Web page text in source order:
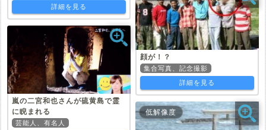
詳細を見る
嵐の二宮和也さんが硫黄島で霊
に睨まれる
芸能人、有名人
顔が！？
集合写真、記念撮影
詳細を見る
低解像度